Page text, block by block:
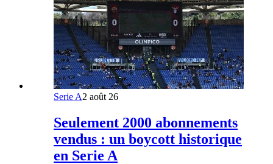
Serie A2 août 26
Seulement 2000 abonnements
vendus : un boycott historique
en Serie A